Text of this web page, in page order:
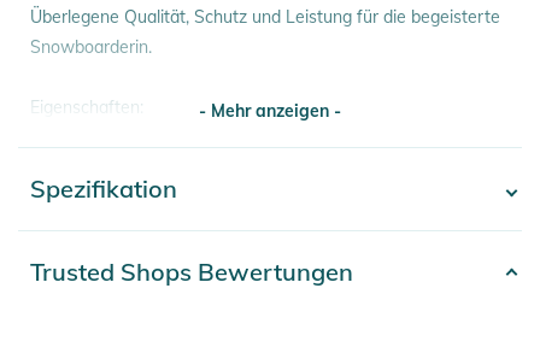
Überlegene Qualität, Schutz und Leistung für die begeisterte
Snowboarderin.
Eigenschaften:
- Breathable System
- Sturmleine
- Brillenreiniger
- Mehr anzeigen -
Spezifikation
Trusted Shops Bewertungen